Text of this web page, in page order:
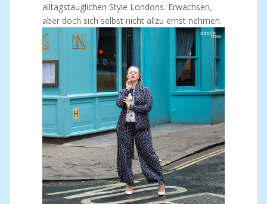
alltagstauglichen Style Londons. Erwachsen,
aber doch sich selbst nicht allzu ernst nehmen.